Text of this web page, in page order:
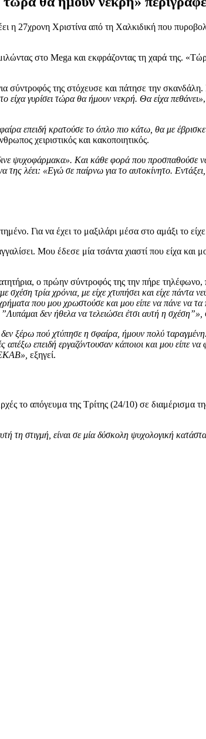
η 27χρονη Χριστίνα από τη Χαλκιδική που
στο Mega και εκφράζοντας τη χαρά της.
σύντροφός της στόχευσε και πάτησε την
είχα γυρίσει τώρα θα ήμουν νεκρή. Θα είχα πεθάνει»
επειδή κρατούσε το όπλο πιο κάτω, θα με
χειριστικός και κακοποιητικός.
ψυχοφάρμακα». Και κάθε φορά που προσπαθούσε
λέει: «Εγώ σε παίρνω για το αυτοκίνητο.
Για να έχει το μαξιλάρι μέσα στο αμάξι το
Μου έδεσε μία τσάντα χιαστί που είχα και
ο πρώην σύντροφός της την πήρε τηλέφωνο,
τρία χρόνια, με είχε χτυπήσει και είχε πάντα
που μου χρωστούσε και μου είπε να πάνε να
δεν ήθελα να τελειώσει έτσι αυτή η σχέση”»,
ξέρω πού χτύπησε η σφαίρα, ήμουν πολύ
απέξω επειδή εργαζόντουσαν κάποιοι και μου
ΕΚΑΒ», εξηγεί.
το απόγευμα της Τρίτης (24/10) σε διαμέρισμα
τη στιγμή, είναι σε μία δύσκολη ψυχολογική